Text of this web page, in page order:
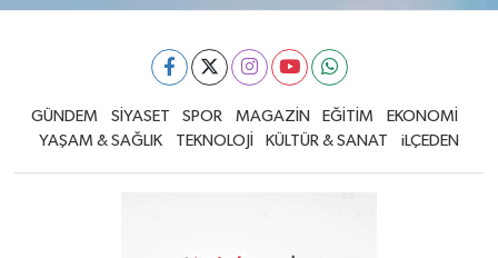
GÜNDEM SİYASET SPOR MAGAZİN EĞİTİM
EKONOMİ
YAŞAM & SAĞLIK
TEKNOLOJİ KÜLTÜR & SANAT iLÇEDEN